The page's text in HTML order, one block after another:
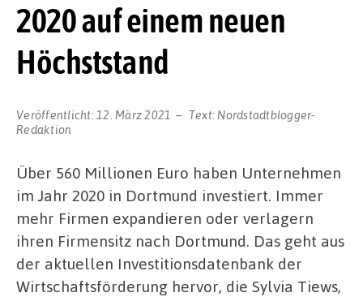
2020 auf einem neuen
Höchststand
Veröffentlicht: 12. März 2021 Text: Nordstadtblogger-
Redaktion
Über 560 Millionen Euro haben Unternehmen
im Jahr 2020 in Dortmund investiert. Immer
mehr Firmen expandieren oder verlagern
ihren Firmensitz nach Dortmund. Das geht aus
der aktuellen Investitionsdatenbank der
Wirtschaftsförderung hervor, die Sylvia Tiews,